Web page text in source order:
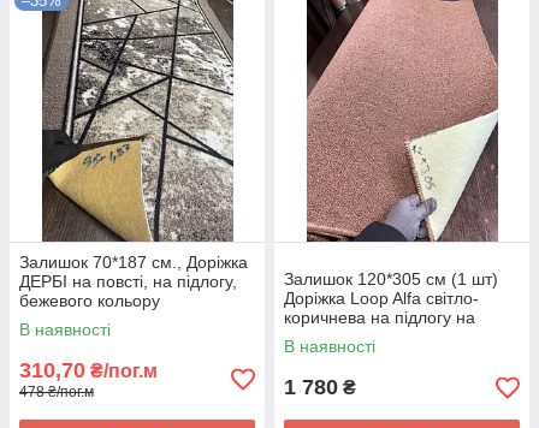
Унікальні та обмежені товари
Висока якість продукції
Зручні умови доставки та оплати
Не пропустіть можливість зробити вигідну покупку на
розпродажі залишків уPanpalas
і надайте вашому дому
оновлений та стильний вигляд!
Ціни за залишки вказані за штуку!
Залишок 70*187 см., Доріжка
ДЕРБІ на повсті, на підлогу,
бежевого кольору
В наявності
310,70 ₴/пог.м
478 ₴/пог.м
Залишок 120*305 см (1 шт)
Доріжка Loop Alfa світло-
коричнева на підлогу на
товстій повстяній основі
В наявності
1 780 ₴